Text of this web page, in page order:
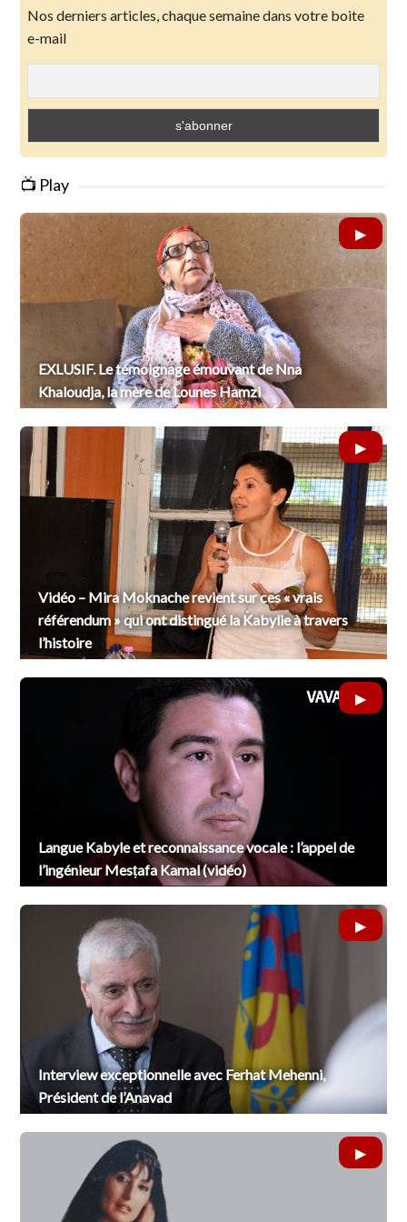
Nos derniers articles, chaque semaine dans votre boite
e-mail
📺 Play
EXLUSIF. Le témoignage émouvant de Nna
Khaloudja, la mère de Lounes Hamzi
Vidéo – Mira Moknache revient sur ces « vrais
référendum » qui ont distingué la Kabylie à travers
l’histoire
Langue Kabyle et reconnaissance vocale : l’appel de
l’ingénieur Mesṭafa Kamal (vidéo)
Interview exceptionnelle avec Ferhat Mehenni,
Président de l’Anavad